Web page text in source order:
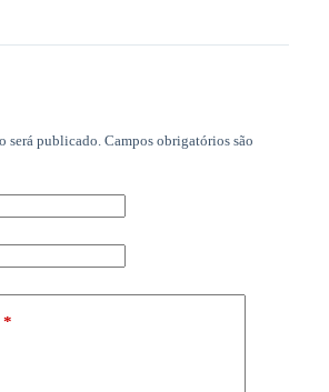
será publicado. Campos obrigatórios são
*